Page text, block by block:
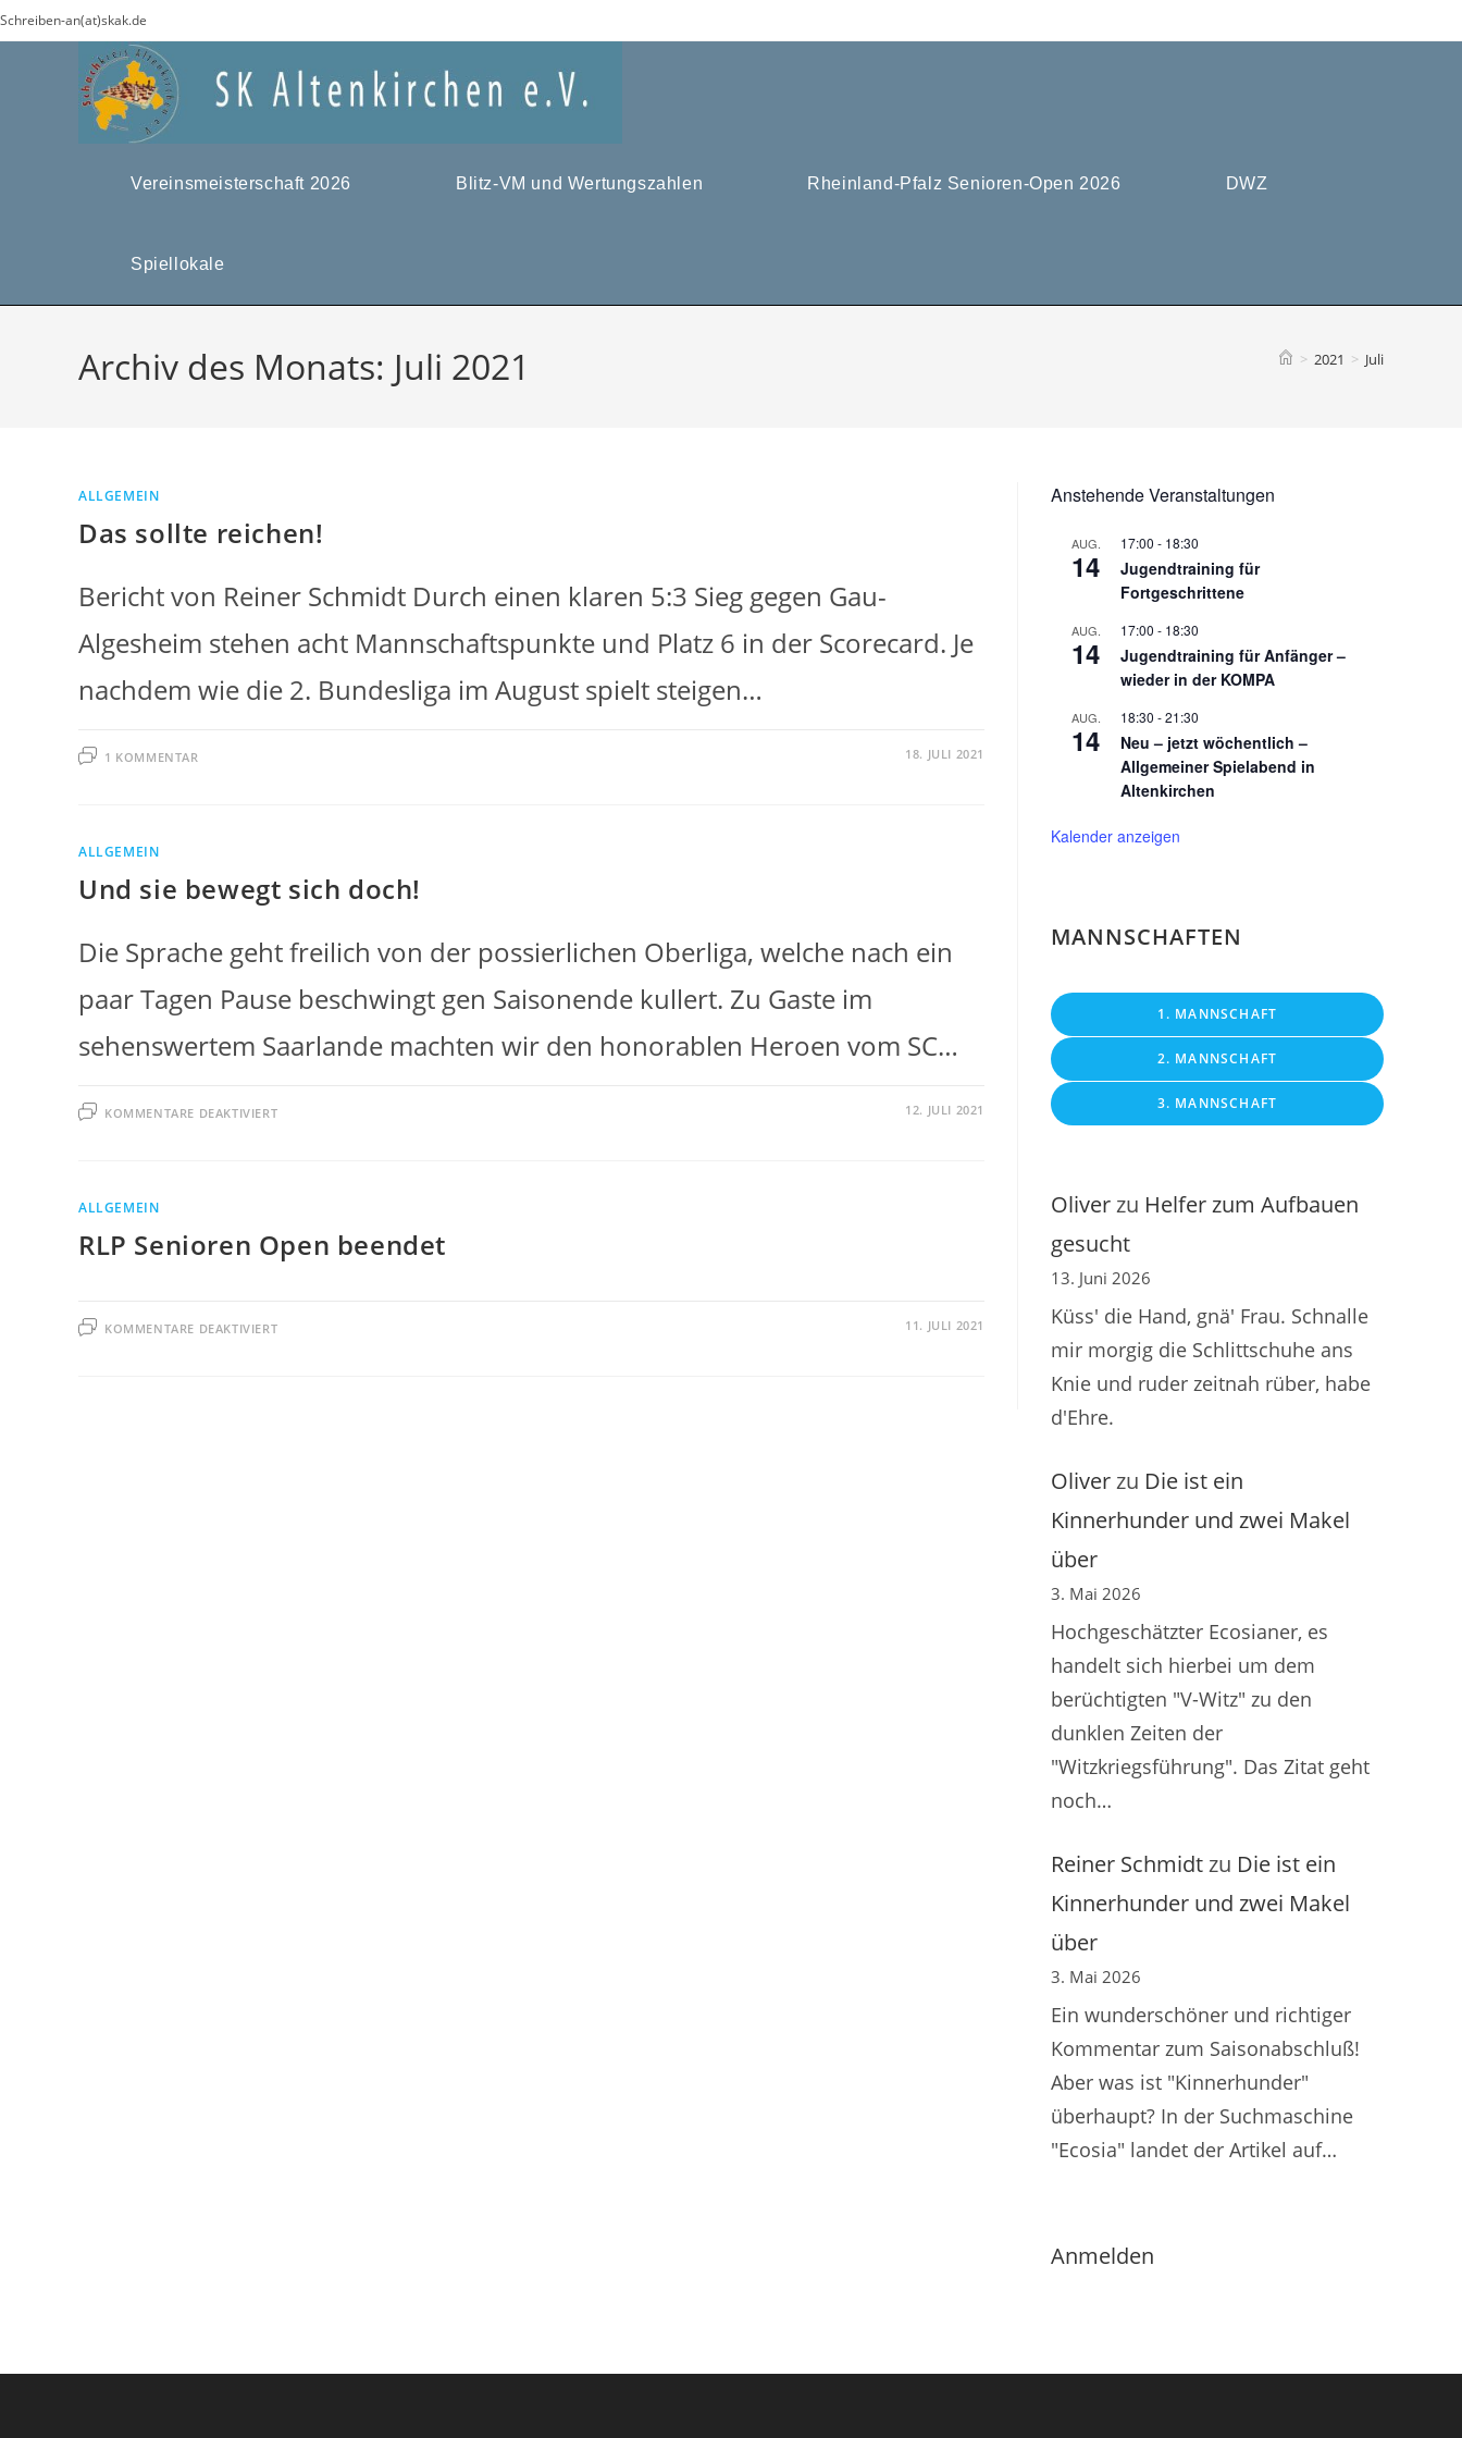
Zum
Inhalt
Schreiben-an(at)skak.de
Vereinsmeisterschaft 2026 Blitz-VM und Wertungszahlen Rheinland-Pfalz Senioren-Open 2026 DWZ
Spiellokale
Archiv des Monats: Juli 2021 > 2021 > Juli
ALLGEMEIN
Das sollte reichen!
Bericht von Reiner Schmidt Durch einen klaren 5:3 Sieg gegen Gau-
Algesheim stehen acht Mannschaftspunkte und Platz 6 in der Scorecard. Je
nachdem wie die 2. Bundesliga im August spielt steigen…
1 KOMMENTAR 18. JULI 2021
ALLGEMEIN
Und sie bewegt sich doch!
Die Sprache geht freilich von der possierlichen Oberliga, welche nach ein
paar Tagen Pause beschwingt gen Saisonende kullert. Zu Gaste im
sehenswertem Saarlande machten wir den honorablen Heroen vom SC…
KOMMENTARE DEAKTIVIERTFÜR 12. JULI 2021
ALLGEMEIN
RLP Senioren Open beendet
KOMMENTARE DEAKTIVIERTFÜR 11. JULI 2021
Anstehende Veranstaltungen
AUG.
14
17:00 - 18:30
Jugendtraining für
Fortgeschrittene
AUG.
14
17:00 - 18:30
Jugendtraining für Anfänger –
wieder in der KOMPA
AUG.
14
18:30 -21:30
Neu – jetzt wöchentlich –
Allgemeiner Spielabend in
Altenkirchen
Kalender anzeigen
MANNSCHAFTEN
1. MANNSCHAFT
2. MANNSCHAFT
3. MANNSCHAFT
Oliverzu Helfer zum Aufbauen
gesucht
13. Juni 2026
Küss' die Hand, gnä' Frau. Schnalle
mir morgig die Schlittschuhe ans
Knie und ruder zeitnah rüber, habe
d'Ehre.
Oliverzu Die ist ein
Kinnerhunder und zwei Makel
über
3. Mai 2026
Hochgeschätzter Ecosianer, es
handelt sich hierbei um dem
berüchtigten "V-Witz" zu den
dunklen Zeiten der
"Witzkriegsführung". Das Zitat geht
noch…
Reiner Schmidtzu Die ist ein
Kinnerhunder und zwei Makel
über
3. Mai 2026
Ein wunderschöner und richtiger
Kommentar zum Saisonabschluß!
Aber was ist "Kinnerhunder"
überhaupt? In der Suchmaschine
"Ecosia" landet der Artikel auf…
Anmelden